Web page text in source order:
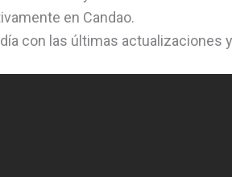
en Candao.
con las últimas actualizaciones